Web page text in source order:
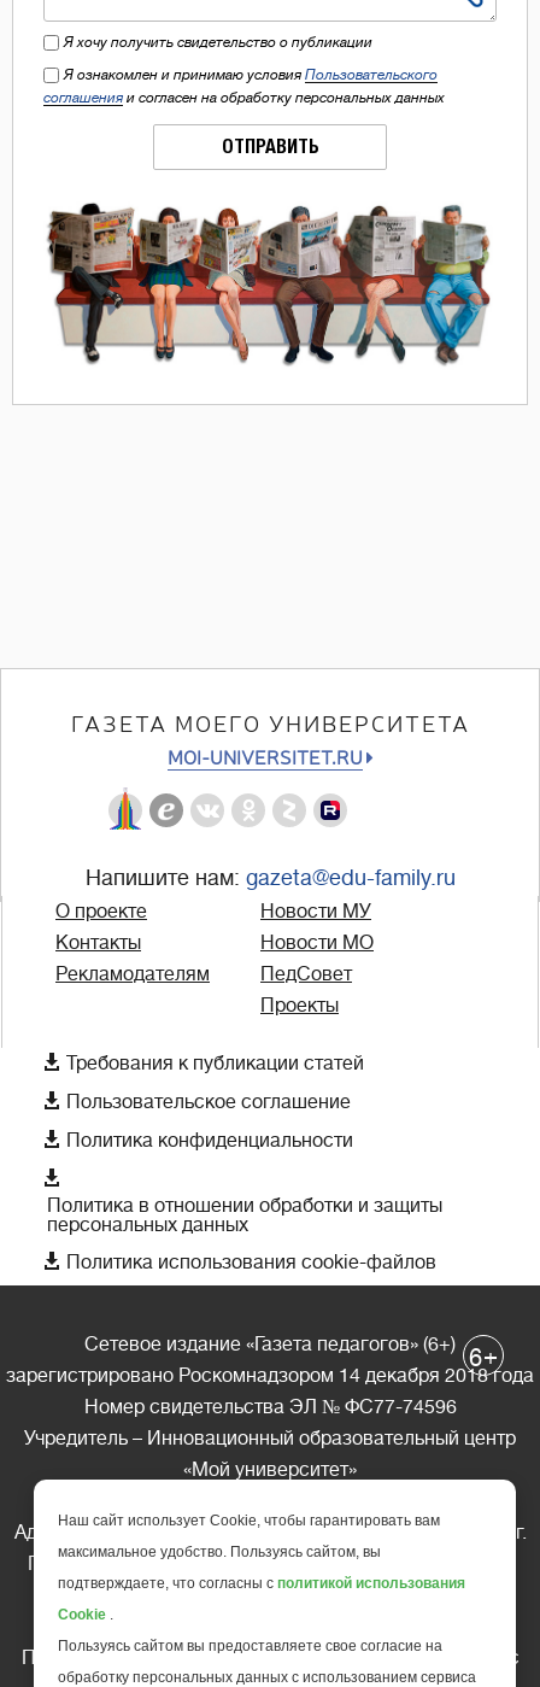
Я хочу получить свидетельство о публикации
Я ознакомлен и принимаю условия Пользовательского
соглашения и согласен на обработку персональных данных
ОТПРАВИТЬ
ГАЗЕТА МОЕГО УНИВЕРСИТЕТА
MOI-UNIVERSITET.RU
Напишите нам: gazeta@edu-family.ru
О проекте
Контакты
Рекламодателям
Новости МУ
Новости МО
ПедСовет
Проекты
 Требования к публикации статей
 Пользовательское соглашение
 Политика конфиденциальности

Политика в отношении обработки и защиты
персональных данных
 Политика использования cookie-файлов
Сетевое издание «Газета педагогов» (6+)
зарегистрировано Роскомнадзором 14 декабря 2018 года
Номер свидетельства ЭЛ № ФС77-74596
Учредитель – Инновационный образовательный центр
«Мой университет»
Адрес редакции: 185035 Россия, Республика Карелия, г.
Петрозаводск, ул. Фридриха Энгельса д.10, офис 211
Телефон редакции: +7 (499) 685-10-45
Перепечатка материалов газеты допускается только c
6+
Наш сайт использует Cookie, чтобы гарантировать вам
максимальное удобство. Пользуясь сайтом, вы
подтверждаете, что согласны с политикой использования
Cookie .
Пользуясь сайтом вы предоставляете свое согласие на
обработку персональных данных с использованием сервиса